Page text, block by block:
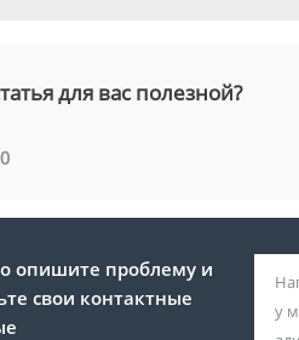
для вас полезной?
0
опишите проблему и
свои контактные